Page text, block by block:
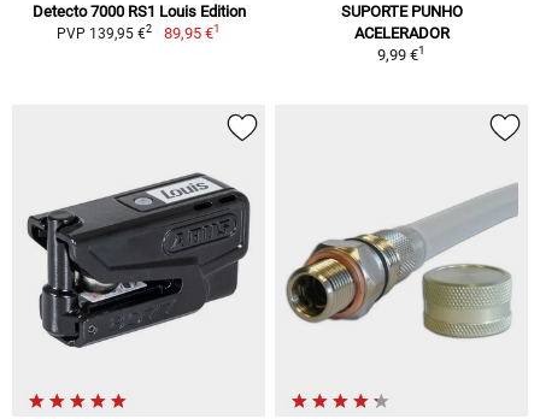
Detecto 7000 RS1 Louis Edition
PVP 139,95 €2 89,95 €1
SUPORTE PUNHO
ACELERADOR
9,99 €1